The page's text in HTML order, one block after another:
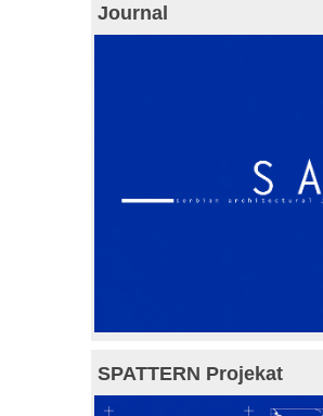
Journal
SPATTERN Projekat